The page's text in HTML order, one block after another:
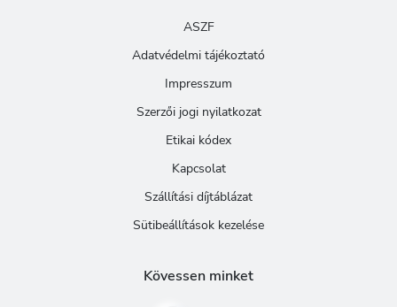
ASZF
Adatvédelmi tájékoztató
Impresszum
Szerzői jogi nyilatkozat
Etikai kódex
Kapcsolat
Szállítási díjtáblázat
Sütibeállítások kezelése
Kövessen minket